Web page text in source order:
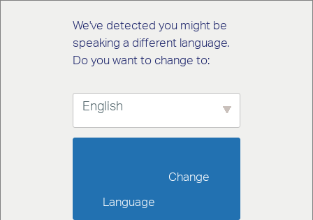
We've detected you might be
speaking a different language.
Do you want to change to:
English
Language